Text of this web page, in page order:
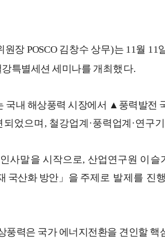
원장 POSCO 김창수 상무)는 11월 11
특별세션 세미나를 개최했다.
국내 해상풍력 시장에서 ▲ 풍력발전
었으며 , 철강업계 ·풍력업계 ·연구
사말을 시작으로, 산업연구원 이슬
국산화 방안」 을 주제로 발제를 진
풍력은 국가 에너지전환을 견인할 핵